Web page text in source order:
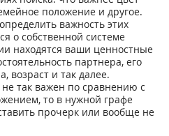
положение и другое.
важность этих
о собственной системе
находятся ваши ценностные
партнера, его
возраст и так далее.
так важен по сравнению с
то в нужной графе
прочерк или вообще не